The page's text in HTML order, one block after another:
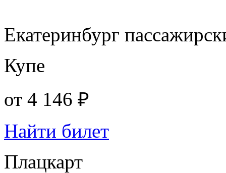
Екатеринбург
Купе
от 4 146 ₽
Найти билет
Плацкарт